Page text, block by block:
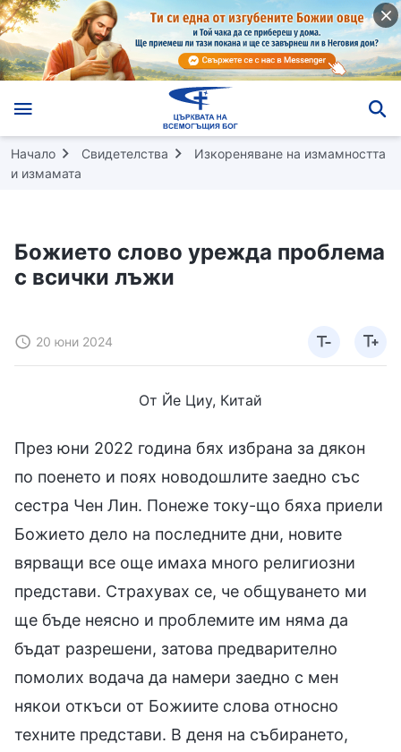
Начало Свидетелства
Изкореняване на измамността
и измамата
Божието слово урежда проблема
с всички лъжи
20 юни 2024
От Йе Циу, Китай
През юни 2022 година бях избрана за дякон
по поенето и поях новодошлите заедно със
сестра Чен Лин. Понеже току-що бяха приели
Божието дело на последните дни, новите
вярващи все още имаха много религиозни
представи. Страхувах се, че общуването ми
ще бъде неясно и проблемите им няма да
бъдат разрешени, затова предварително
помолих водача да намери заедно с мен
някои откъси от Божиите слова относно
техните представи. В деня на събирането,